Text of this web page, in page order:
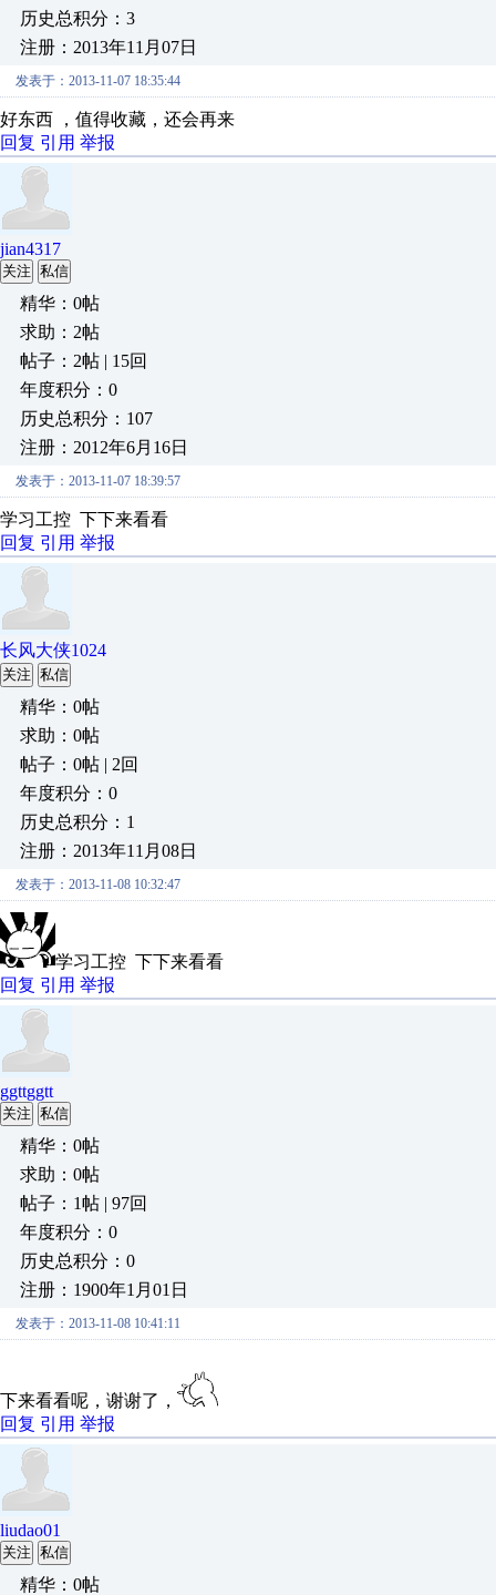
历史总积分：3
注册：2013年11月07日
发表于：2013-11-07 18:35:44
好东西 ，值得收藏，还会再来
回复 引用 举报
jian4317
关注 私信
精华：0帖
求助：2帖
帖子：2帖 | 15回
年度积分：0
历史总积分：107
注册：2012年6月16日
发表于：2013-11-07 18:39:57
学习工控 下下来看看
回复 引用 举报
长风大侠1024
关注 私信
精华：0帖
求助：0帖
帖子：0帖 | 2回
年度积分：0
历史总积分：1
注册：2013年11月08日
发表于：2013-11-08 10:32:47
学习工控 下下来看看
回复 引用 举报
ggttggtt
关注 私信
精华：0帖
求助：0帖
帖子：1帖 | 97回
年度积分：0
历史总积分：0
注册：1900年1月01日
发表于：2013-11-08 10:41:11
下来看看呢，谢谢了，
回复 引用 举报
liudao01
关注 私信
精华：0帖